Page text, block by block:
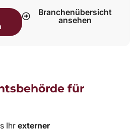
Branchenübersicht
ansehen
für
Ihr externer